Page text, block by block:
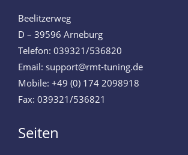
Beelitzerweg
D – 39596 Arneburg
Telefon: 039321/536820
Email: support@rmt-tuning.de
Mobile: +49 (0) 174 2098918
Fax: 039321/536821
Seiten